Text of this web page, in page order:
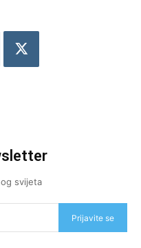
svijeta
Prijavite se